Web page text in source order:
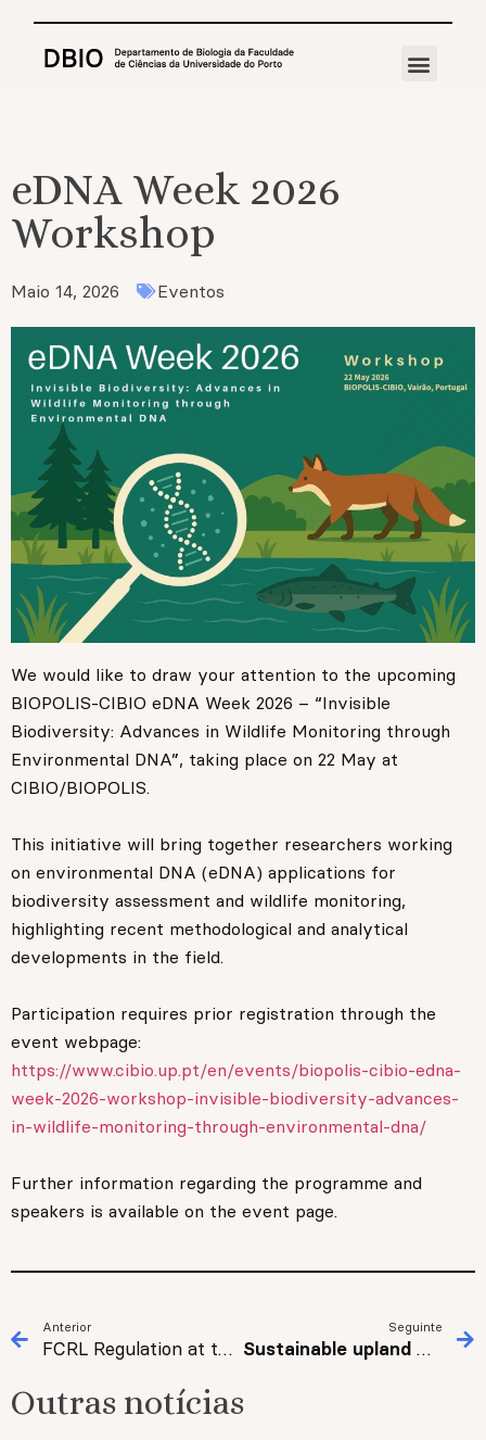
eDNA Week 2026
Workshop
Maio 14, 2026 Eventos
We would like to draw your attention to the upcoming
BIOPOLIS-CIBIO eDNA Week 2026 – “Invisible
Biodiversity: Advances in Wildlife Monitoring through
Environmental DNA”, taking place on 22 May at
CIBIO/BIOPOLIS.
This initiative will bring together researchers working
on environmental DNA (eDNA) applications for
biodiversity assessment and wildlife monitoring,
highlighting recent methodological and analytical
developments in the field.
Participation requires prior registration through the
event webpage:
https://www.cibio.up.pt/en/events/biopolis-cibio-edna-
week-2026-workshop-invisible-biodiversity-advances-
in-wildlife-monitoring-through-environmental-dna/
Further information regarding the programme and
speakers is available on the event page.
Anterior
FCRL Regulation at the Interface of Innate and Adaptive Immunity
Seguinte
Sustainable upland management: lessons from Scotland
Outras notícias